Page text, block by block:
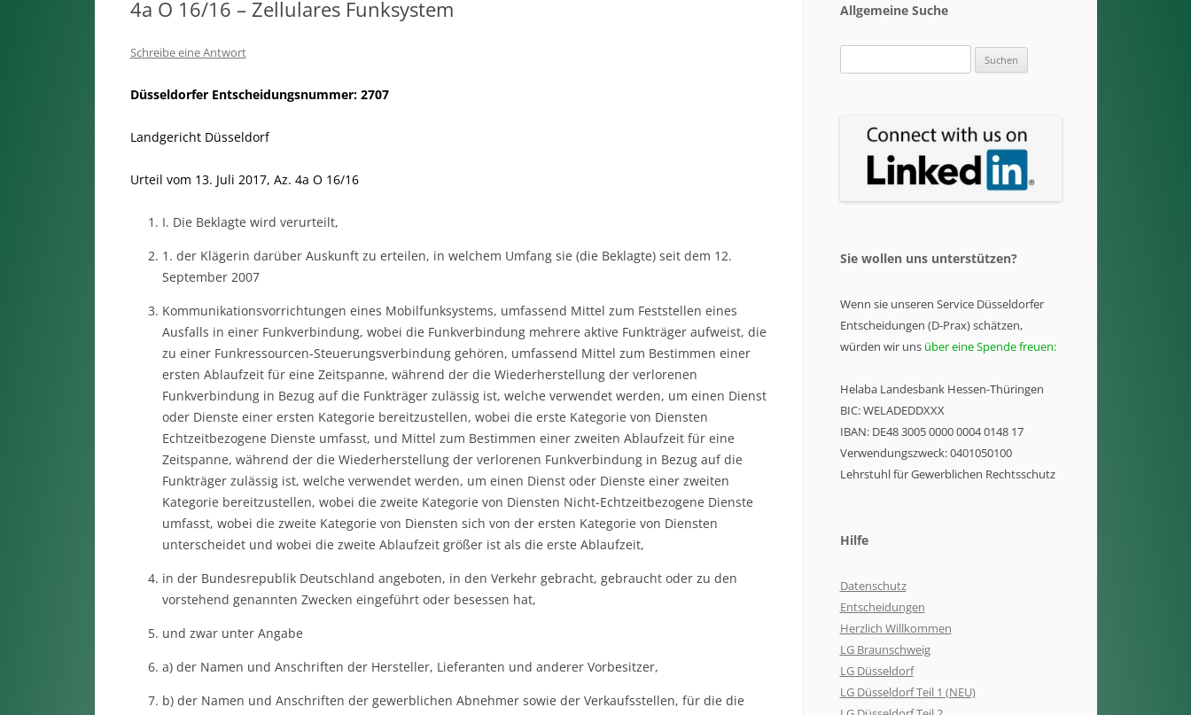
4a O 16/16 – Zellulares Funksystem
Schreibe eine Antwort
Düsseldorfer Entscheidungsnummer: 2707
Landgericht Düsseldorf
Urteil vom 13. Juli 2017, Az. 4a O 16/16
I. Die Beklagte wird verurteilt,
1. der Klägerin darüber Auskunft zu erteilen, in welchem Umfang sie (die Beklagte) seit dem 12.
September 2007
Kommunikationsvorrichtungen eines Mobilfunksystems, umfassend Mittel zum Feststellen eines
Ausfalls in einer Funkverbindung, wobei die Funkverbindung mehrere aktive Funkträger aufweist, die
zu einer Funkressourcen-Steuerungsverbindung gehören, umfassend Mittel zum Bestimmen einer
ersten Ablaufzeit für eine Zeitspanne, während der die Wiederherstellung der verlorenen
Funkverbindung in Bezug auf die Funkträger zulässig ist, welche verwendet werden, um einen Dienst
oder Dienste einer ersten Kategorie bereitzustellen, wobei die erste Kategorie von Diensten
Echtzeitbezogene Dienste umfasst, und Mittel zum Bestimmen einer zweiten Ablaufzeit für eine
Zeitspanne, während der die Wiederherstellung der verlorenen Funkverbindung in Bezug auf die
Funkträger zulässig ist, welche verwendet werden, um einen Dienst oder Dienste einer zweiten
Kategorie bereitzustellen, wobei die zweite Kategorie von Diensten Nicht-Echtzeitbezogene Dienste
umfasst, wobei die zweite Kategorie von Diensten sich von der ersten Kategorie von Diensten
unterscheidet und wobei die zweite Ablaufzeit größer ist als die erste Ablaufzeit,
in der Bundesrepublik Deutschland angeboten, in den Verkehr gebracht, gebraucht oder zu den
vorstehend genannten Zwecken eingeführt oder besessen hat,
und zwar unter Angabe
a) der Namen und Anschriften der Hersteller, Lieferanten und anderer Vorbesitzer,
b) der Namen und Anschriften der gewerblichen Abnehmer sowie der Verkaufsstellen, für die die
Allgemeine Suche
nach:
Sie wollen uns unterstützen?
Wenn sie unseren Service Düsseldorfer
Entscheidungen (D-Prax) schätzen,
würden wir uns über eine Spende freuen:
Helaba Landesbank Hessen-Thüringen
BIC: WELADEDDXXX
IBAN: DE48 3005 0000 0004 0148 17
Verwendungszweck: 0401050100
Lehrstuhl für Gewerblichen Rechtsschutz
Hilfe
Datenschutz
Entscheidungen
Herzlich Willkommen
LG Braunschweig
LG Düsseldorf
LG Düsseldorf Teil 1 (NEU)